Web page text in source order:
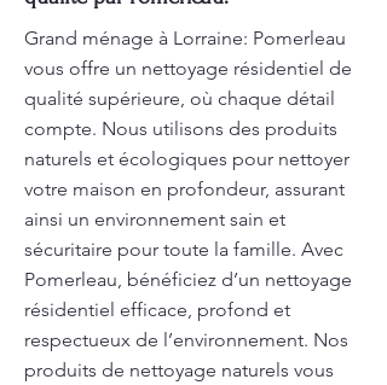
Grand ménage à Lorraine: Pomerleau
vous offre un nettoyage résidentiel de
qualité supérieure, où chaque détail
compte. Nous utilisons des produits
naturels et écologiques pour nettoyer
votre maison en profondeur, assurant
ainsi un environnement sain et
sécuritaire pour toute la famille. Avec
Pomerleau, bénéficiez d’un nettoyage
résidentiel efficace, profond et
respectueux de l’environnement. Nos
produits de nettoyage naturels vous